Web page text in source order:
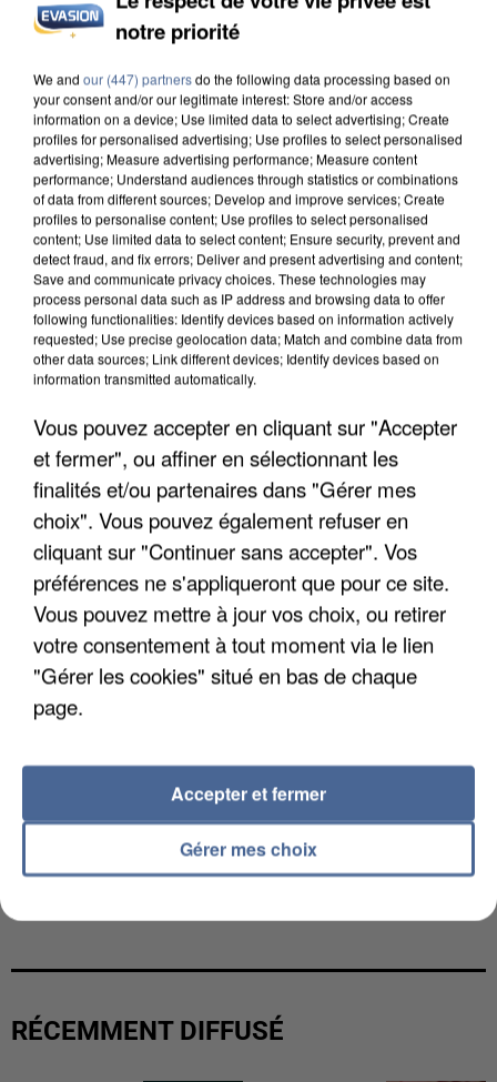
INCENDIES : L’ÎLE-DE-FRANCE LANCE UN ÉLAN
APRÈS TOUTES CES CANICULES, LES REFUGES
DE FAUNE SAUVAGE SONT...
MAFIA INTERPELLÉ EN ALGÉRIE
RÉCEMMENT DIFFUSÉ
notre priorité
We and our (447) partnersdo the following data processing based on
your consent and/or our legitimate interest: Store and/or access
information on a device; Use limited data to select advertising; Create
profiles for personalised advertising; Use profiles to select personalised
advertising; Measure advertising performance; Measure content
performance; Understand audiences through statistics or combinations
of data from different sources; Develop and improve services; Create
profiles to personalise content; Use profiles to select personalised
content; Use limited data to select content; Ensure security, prevent and
detect fraud, and fix errors; Deliver and present advertising and content;
Save and communicate privacy choices. These technologies may
process personal data such as IP address and browsing data to offer
following functionalities: Identify devices based on information actively
requested; Use precise geolocation data; Match and combine data from
other data sources; Link different devices; Identify devices based on
information transmitted automatically.
Vous pouvez accepter en cliquant sur "Accepter
et fermer", ou affiner en sélectionnant les
finalités et/ou partenaires dans "Gérer mes
choix". Vous pouvez également refuser en
cliquant sur "Continuer sans accepter". Vos
préférences ne s'appliqueront que pour ce site.
Vous pouvez mettre à jour vos choix, ou retirer
votre consentement à tout moment via le lien
"Gérer les cookies" situé en bas de chaque
page.
Gérer mes choix
Accepter et fermer